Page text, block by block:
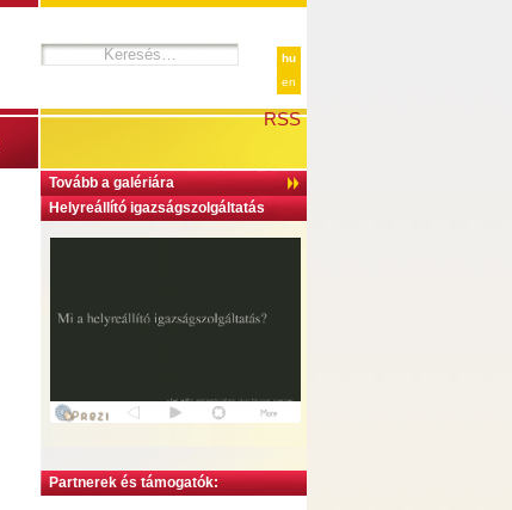
hu
en
RSS
Tovább a galériára
Helyreállító igazságszolgáltatás
Partnerek és támogatók: